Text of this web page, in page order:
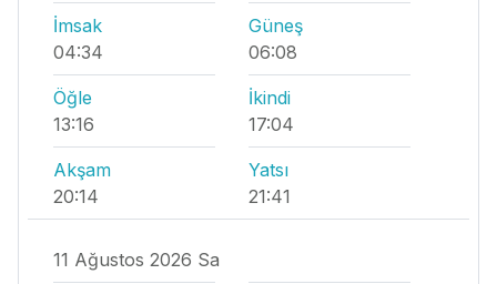
İmsak
04:34
Güneş
06:08
Öğle
13:16
İkindi
17:04
Akşam
20:14
Yatsı
21:41
11 Ağustos 2026 Sa